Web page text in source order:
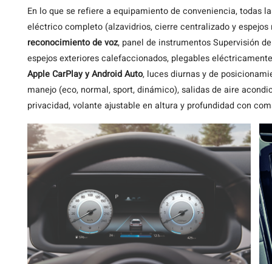
En lo que se refiere a equipamiento de conveniencia, todas
eléctrico completo (alzavidrios, cierre centralizado y
reconocimiento de voz, panel de instrumentos Supervisión
espejos exteriores calefaccionados, plegables
Apple CarPlay y Android Auto, luces diurnas y de
manejo (eco, normal, sport, dinámico), salidas de aire
privacidad, volante ajustable en altura y profundidad con